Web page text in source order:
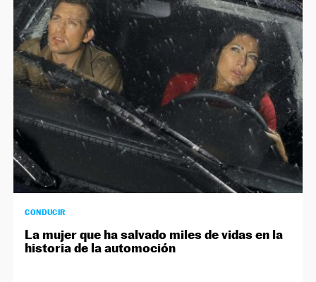
CONDUCIR
La mujer que ha salvado miles de vidas en la
historia de la automoción